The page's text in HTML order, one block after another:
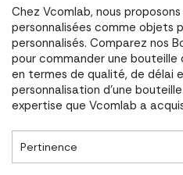
Chez Vcomlab, nous
personnalisées comme objets
personnalisés. Comparez nos
pour commander une
en termes de qualité, de délai
personnalisation d'une
expertise que Vcomlab a
Pertinence